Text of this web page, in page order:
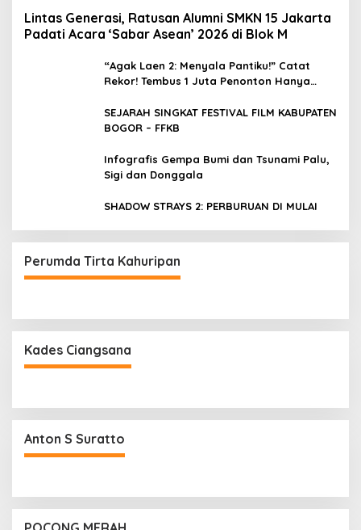
Lintas Generasi, Ratusan Alumni SMKN 15 Jakarta
Padati Acara ‘Sabar Asean’ 2026 di Blok M
“Agak Laen 2: Menyala Pantiku!” Catat
Rekor! Tembus 1 Juta Penonton Hanya
SEJARAH SINGKAT FESTIVAL FILM KABUPATEN
BOGOR – FFKB
Infografis Gempa Bumi dan Tsunami Palu,
Sigi dan Donggala
SHADOW STRAYS 2: PERBURUAN DI MULAI
Perumda Tirta Kahuripan
Kades Ciangsana
Anton S Suratto